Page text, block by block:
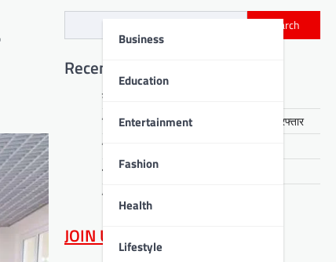
Business
Education
Entertainment
Fashion
Health
Lifestyle
Search
Recent Posts
कठिनाइयों में भी मुस्कुराना सिखाते हैं भगवान शिव
जिला उद्योग महाप्रबंधक 50 हजार रिश्वत लेते गिरफ्तार
विश्व हिन्दी परिषद ने बढ़ाया संगठन का दायरा
भागलपुर में ‘पंच सम्मेलन’ आयोजित
मिथिला अकादमी छात्र परिषद ने ली शपथ
JOIN US